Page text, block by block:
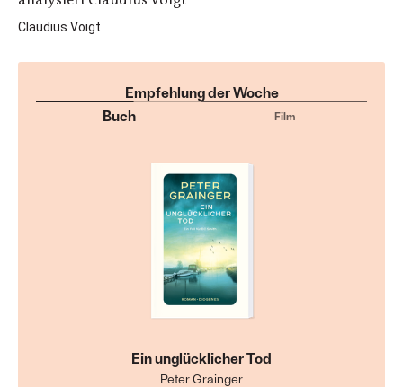
Claudius Voigt
Empfehlung der Woche
Buch
Film
Ein unglücklicher Tod
Peter Grainger